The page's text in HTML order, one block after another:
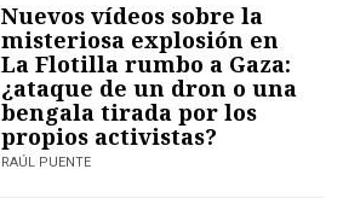
Nuevos vídeos sobre la
misteriosa explosión en
La Flotilla rumbo a Gaza:
¿ataque de un dron o una
bengala tirada por los
propios activistas?
RAÚL PUENTE